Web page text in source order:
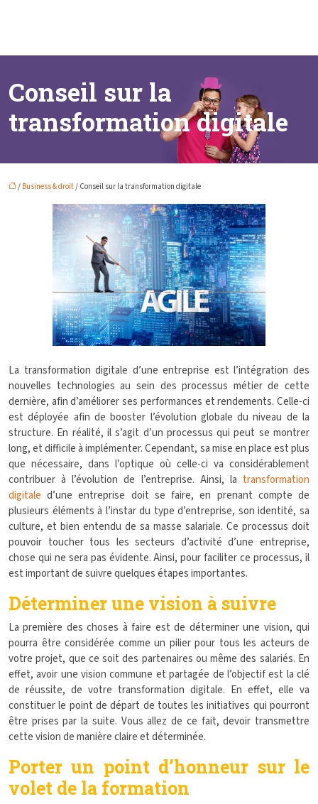
Conseil sur la
transformation digitale
/ Business & droit/ Conseil sur la transformation digitale
La transformation digitale d’une entreprise est l’intégration des
nouvelles technologies au sein des processus métier de cette
dernière, afin d’améliorer ses performances et rendements. Celle-ci
est déployée afin de booster l’évolution globale du niveau de la
structure. En réalité, il s’agit d’un processus qui peut se montrer
long, et difficile à implémenter. Cependant, sa mise en place est plus
que nécessaire, dans l’optique où celle-ci va considérablement
contribuer à l’évolution de l’entreprise. Ainsi, la transformation
digitale d’une entreprise doit se faire, en prenant compte de
plusieurs éléments à l’instar du type d’entreprise, son identité, sa
culture, et bien entendu de sa masse salariale. Ce processus doit
pouvoir toucher tous les secteurs d’activité d’une entreprise,
chose qui ne sera pas évidente. Ainsi, pour faciliter ce processus, il
est important de suivre quelques étapes importantes.
Déterminer une vision à suivre
La première des choses à faire est de déterminer une vision, qui
pourra être considérée comme un pilier pour tous les acteurs de
votre projet, que ce soit des partenaires ou même des salariés. En
effet, avoir une vision commune et partagée de l’objectif est la clé
de réussite, de votre transformation digitale. En effet, elle va
constituer le point de départ de toutes les initiatives qui pourront
être prises par la suite. Vous allez de ce fait, devoir transmettre
cette vision de manière claire et déterminée.
Porter un point d’honneur sur le
volet de la formation